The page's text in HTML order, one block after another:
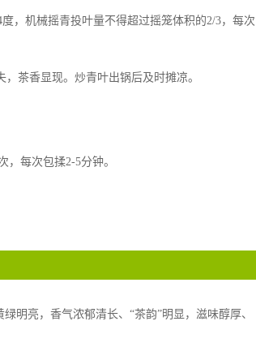
机械摇青投叶量不得超过摇笼体积的2/3，每次
茶香显现。炒青叶出锅后及时摊凉。
每次包揉2-5分钟。
亮，香气浓郁清长、“茶韵”明显，滋味醇厚、